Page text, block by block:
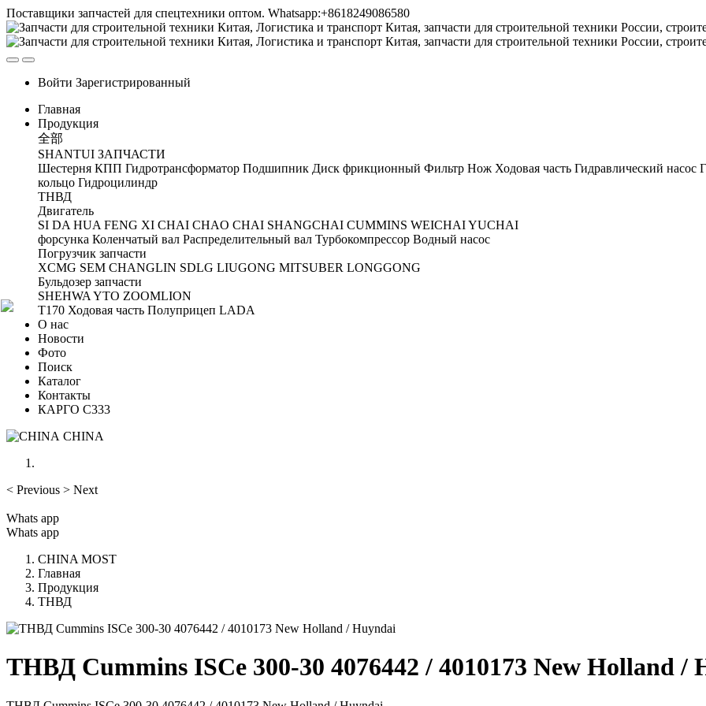
Поставщики запчастей для спецтехники оптом. Whatsapp:+8618249086580
Войти Зарегистрированный
Главная
Продукция
全部
SHANTUI ЗАПЧАСТИ
Шестерня КПП Гидротрансформатор Подшипник Диск фрикционный Фильтр Нож Ходовая часть Гидравлический насос
кольцо Гидроцилиндр
ТНВД
Двигатель
SI DA HUA FENG XI CHAI CHAO CHAI SHANGCHAI CUMMINS WEICHAIYUCHAI
форсунка Коленчатый вал Распределительный вал Турбокомпрессор Водный насос
Погрузчик запчасти
XCMG SEM CHANGLIN SDLG LIUGONG MITSUBER LONGGONG
Бульдозер запчасти
SHEHWA YTO ZOOMLION
T170 Ходовая часть Полуприцеп LADA
О нас
Новости
Фото
Поиск
Каталог
Контакты
КАРГО С333
CHINA
< Previous > Next
Whats app
Whats app
CHINA MOST
Главная
Продукция
ТНВД
ТНВД Cummins ISCe 300-30 4076442 / 4010173 New Holland /